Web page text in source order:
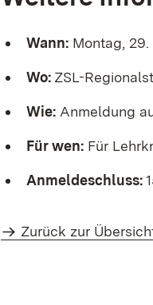
Wann: Montag, 29.
Wo: ZSL-
Wie: Anmeldung
Für wen: Für
Anmeldeschluss:
Zurück zur